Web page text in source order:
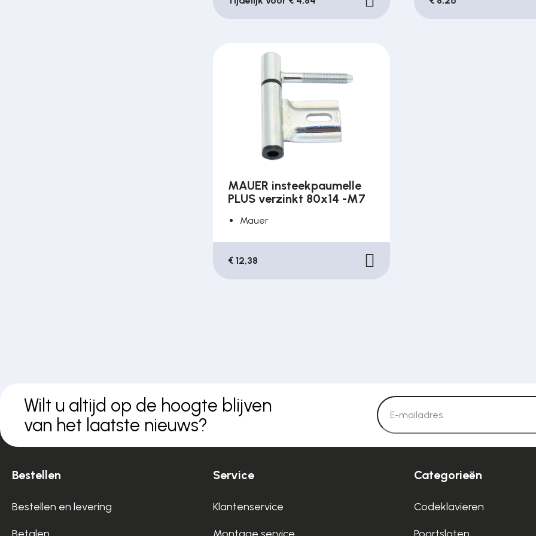
MAUER insteekpaumelle
PLUS verzinkt 80x14 -M7
Mauer
€ 12,38
Wilt u altijd op de hoogte blijven
van het laatste nieuws?
Bestellen
Bestellen en levering
Service
Klantenservice
Categorieën
Codeklavieren